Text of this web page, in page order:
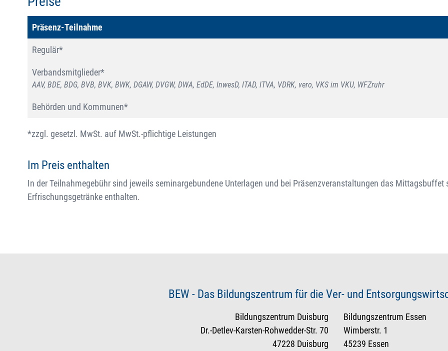
Präsenz-Teilnahme
Regulär*
Verbandsmitglieder*
AAV, BDE, BDG, BVB, BVK, BWK, DGAW, DVGW, DWA, EdDE, InwesD, ITAD, ITVA, VDRK, vero, VKS im VKU, WFZruhr
Behörden und Kommunen*
*zzgl. gesetzl. MwSt. auf MwSt.-pflichtige Leistungen
Im Preis enthalten
In der Teilnahmegebühr sind jeweils seminargebundene Unterlagen und bei Präsenzveranstaltungen das Mittagsbuffet
Erfrischungsgetränke enthalten.
BEW - Das Bildungszentrum für die Ver- und
Bildungszentrum Duisburg
Dr.-Detlev-Karsten-Rohwedder-Str. 70
47228 Duisburg
Bildungszentrum Essen
Wimberstr. 1
45239 Essen